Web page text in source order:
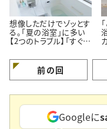
想像しただけでゾッとす
る。「夏の浴室」に多い
【2つのトラブル】「すぐ対
前の回
Googleに